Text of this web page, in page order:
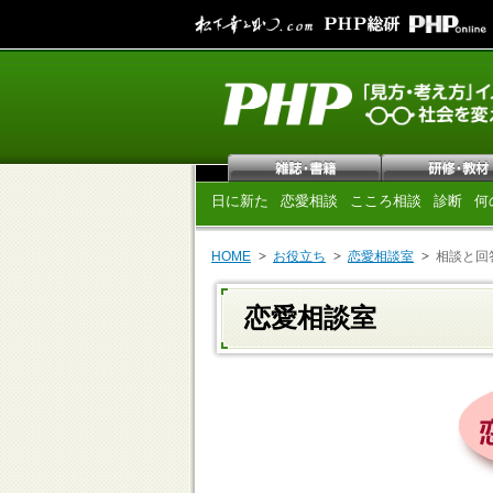
日に新た 恋愛相談 こころ相談 診断 何
HOME お役立ち 恋愛相談室 相談と回
恋愛相談室